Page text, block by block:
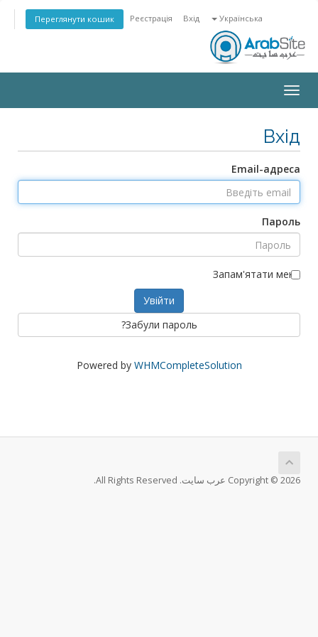
Українська
Вхід
Реєстрація
Переглянути кошик
Toggle
navigation
Вхід
Email-адреса
Пароль
Запам'ятати мене
Забули пароль?
Powered by WHMCompleteSolution
Copyright © 2026 عرب سايت. All Rights Reserved.